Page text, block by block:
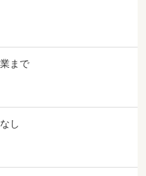
まで
し